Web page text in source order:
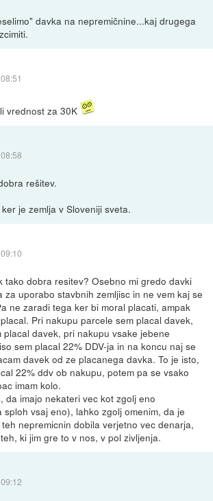
davka na nepremičnine...kaj drugega
vrednost za 30K
rešitev.
je zemlja v Sloveniji sveta.
tako dobra resitev? Osebno mi gredo davki
za uporabo stavbnih zemljisc in ne vem kaj se
ne zaradi tega ker bi moral placati, ampak
Pri nakupu parcele sem placal davek,
placal davek, pri nakupu vsake jebene
sem placal 22% DDV-ja in na koncu naj se
davek od ze placanega davka. To je isto,
22% ddv ob nakupu, potem pa se vsako
imam kolo.
da imajo nekateri vec kot zgolj eno
sploh vsaj eno), lahko zgolj omenim, da je
nepremicnin dobila verjetno vec denarja,
ki jim gre to v nos, v pol zivljenja.